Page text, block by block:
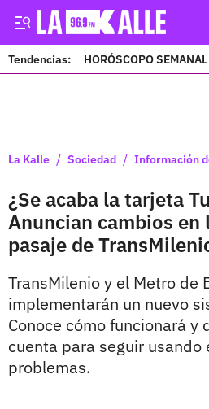
Tendencias: HORÓSCOPO SEMANAL
La Kalle / Sociedad / Información
¿Se acaba la tarjeta
Anuncian cambios en
pasaje de
TransMilenio y el Metro de
implementarán un nuevo
Conoce cómo funcionará y
cuenta para seguir usando
problemas.